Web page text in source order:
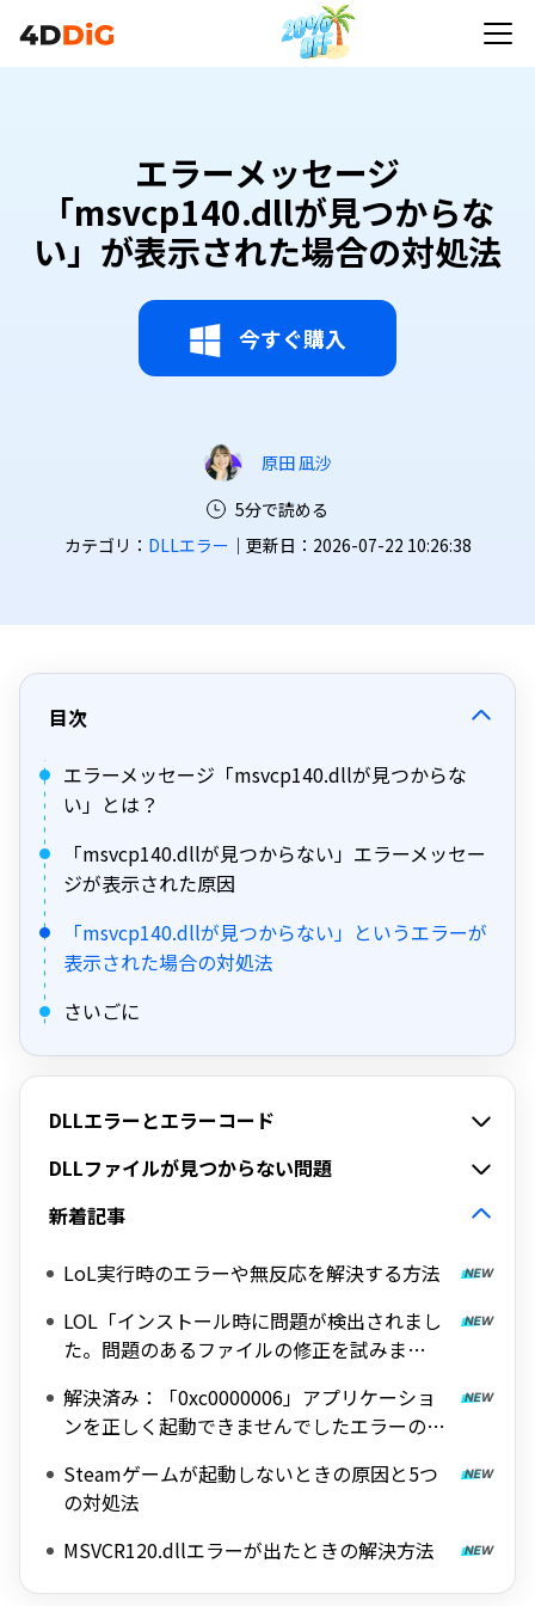
エラーメッセージ
「msvcp140.dllが見つからな
い」が表示された場合の対処法
今すぐ購入
原田 凪沙
5分で読める
カテゴリ： DLLエラー ｜更新日：2026-07-22 10:26:38
目次
エラーメッセージ「msvcp140.dllが見つからな
い」とは？
「msvcp140.dllが見つからない」エラーメッセー
ジが表示された原因
「msvcp140.dllが見つからない」というエラーが
表示された場合の対処法
さいごに
DLLエラーとエラーコード
DLLファイルが見つからない問題
新着記事
LoL実行時のエラーや無反応を解決する方法
LOL「インストール時に問題が検出されまし
た。問題のあるファイルの修正を試みま
解決済み：「0xc0000006」アプリケーショ
ンを正しく起動できませんでしたエラーの修
Steamゲームが起動しないときの原因と5つ
の対処法
MSVCR120.dllエラーが出たときの解決方法